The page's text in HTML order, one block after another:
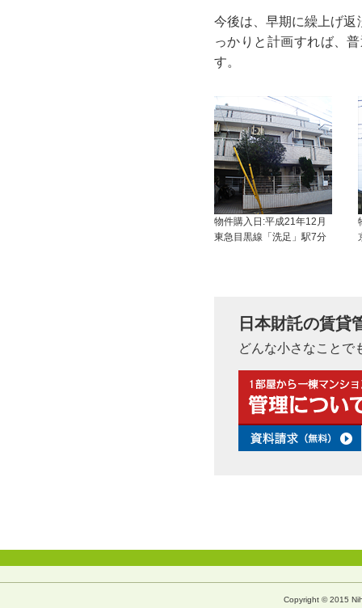
今後は、早期に繰上げ
っかりと計画すれば、
す。
物件購入日:平成21年12月
東急目黒線「洗足」駅7分
日本財託の賃貸
どんな小さなことで
Copyright © 2015